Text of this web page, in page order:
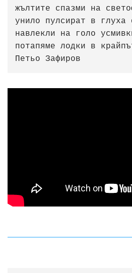
жълтите спазми на
унило пулсират в глуха
навлекли на голо
потапяме лодки в
Петьо Зафиров